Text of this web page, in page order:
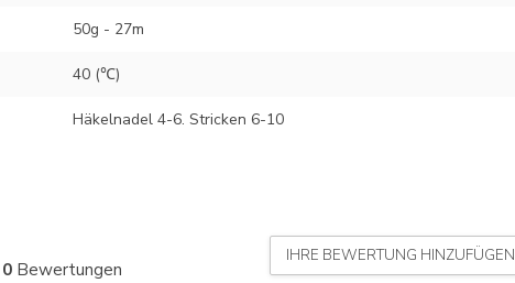
50g - 27m
40 (℃)
Häkelnadel 4-6. Stricken 6-10
0 Bewertungen
IHRE BEWERTUNG HINZUFÜGEN